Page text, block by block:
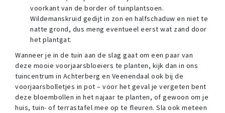
voorkant van de border of tuinplantsoen.
Wildemanskruid gedijt in zon en halfschaduw en niet te
natte grond, dus meng eventueel eerst wat zand door
het plantgat.
Wanneer je in de tuin aan de slag gaat om een paar van
deze mooie voorjaarsbloeiers te planten, kijk dan in ons
tuincentrum in Achterberg en Veenendaal ook bij de
voorjaarsbolletjes in pot – voor het geval je vergeten bent
deze bloembollen in het najaar te planten, of gewoon om je
huis, tuin- of terrastafel mee op te fleuren. Sla ook meteen